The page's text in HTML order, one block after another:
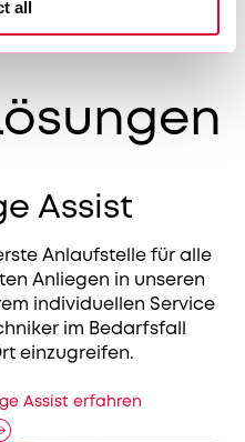
all
Assist
Anlaufstelle für alle
Anliegen in unseren
individuellen Service
im Bedarfsfall
einzugreifen.
Assist erfahren